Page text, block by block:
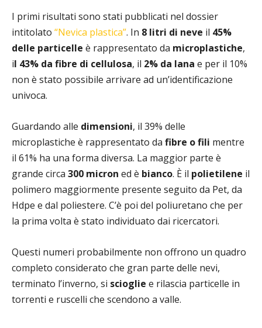
I primi risultati sono stati pubblicati nel dossier
intitolato “Nevica plastica”. In 8 litri di neve il 45%
delle particelle è rappresentato da microplastiche,
il 43% da fibre di cellulosa, il 2% da lana e per il 10%
non è stato possibile arrivare ad un’identificazione
univoca.
Guardando alle dimensioni, il 39% delle
microplastiche è rappresentato da fibre o fili mentre
il 61% ha una forma diversa. La maggior parte è
grande circa 300 micron ed è bianco. È il polietilene il
polimero maggiormente presente seguito da Pet, da
Hdpe e dal poliestere. C’è poi del poliuretano che per
la prima volta è stato individuato dai ricercatori.
Questi numeri probabilmente non offrono un quadro
completo considerato che gran parte delle nevi,
terminato l’inverno, si scioglie e rilascia particelle in
torrenti e ruscelli che scendono a valle.